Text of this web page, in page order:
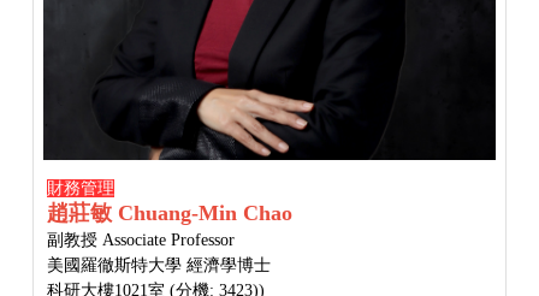
財務管理
趙莊敏 Chuang-Min Chao
副教授 Associate Professor
美國羅徹斯特大學 經濟學博士
科研大樓1021室 (分機: 3423))